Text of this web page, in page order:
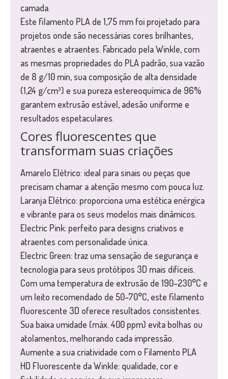
camada.
Este filamento PLA de 1,75 mm foi projetado para
projetos onde são necessárias cores brilhantes,
atraentes e atraentes. Fabricado pela Winkle, com
as mesmas propriedades do PLA padrão, sua vazão
de 8 g/10 min, sua composição de alta densidade
(1,24 g/cm³) e sua pureza estereoquímica de 96%
garantem extrusão estável, adesão uniforme e
resultados espetaculares.
Cores fluorescentes que
transformam suas criações
Amarelo Elétrico: ideal para sinais ou peças que
precisam chamar a atenção mesmo com pouca luz.
Laranja Elétrico: proporciona uma estética enérgica
e vibrante para os seus modelos mais dinâmicos.
Electric Pink: perfeito para designs criativos e
atraentes com personalidade única.
Electric Green: traz uma sensação de segurança e
tecnologia para seus protótipos 3D mais difíceis.
Com uma temperatura de extrusão de 190–230°C e
um leito recomendado de 50–70°C, este filamento
fluorescente 3D oferece resultados consistentes.
Sua baixa umidade (máx. 400 ppm) evita bolhas ou
atolamentos, melhorando cada impressão.
Aumente a sua criatividade com o Filamento PLA
HD Fluorescente da Winkle: qualidade, cor e